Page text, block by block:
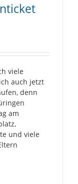
viele
auch jetzt
denn
am
und viele